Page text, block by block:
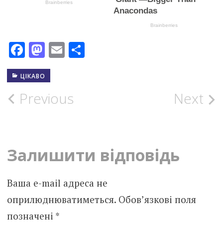
Facebook
Mastodon
EmailПоділитися
ЦІКАВО
Post
Previous Next
Залишити відповідь
Ваша e-mail адреса не
оприлюднюватиметься. Обов’язкові поля
позначені *